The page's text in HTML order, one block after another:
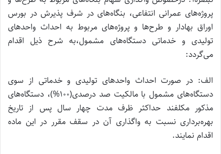
پروژه‌های عمرانی انتفاعی، بنگاه‌های در شرف پذیرش در بورس
اوراق بهادار و طرح‌ها و پروژه‌های مربوط به احداث واحدهای
تولیدی و خدماتی دستگاه‌های مشمول،به شرح ذیل اقدام
می‌گردد:
الف: در صورت احداث واحد‌های تولیدی و خدماتی از سوی
دستگاه‌های مشمول با مالکیت صد درصدی(۱۰۰%)، دستگاه‌های
مذکور مکلفند حداکثر ظرف مدت چهار سال پس از تاریخ
بهره‌‌برداری نسبت به واگذاری آن در سقف مقرر در این ماده
اقدام نمایند.